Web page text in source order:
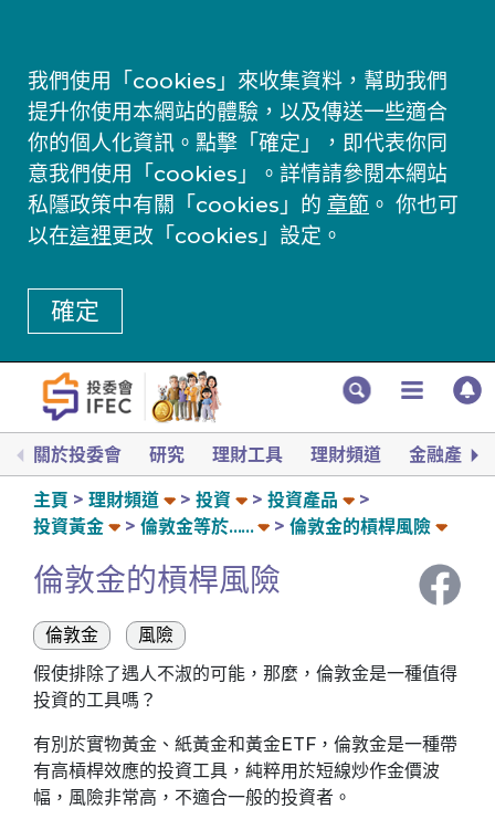
我們使用「cookies」來收集資料，幫助我們
提升你使用本網站的體驗，以及傳送一些適合
你的個人化資訊。點擊「確定」，即代表你同
意我們使用「cookies」。詳情請參閱本網站
私隱政策中有關「cookies」的 章節 。 你也可
以在這裡更改「cookies」設定。
確定
關於投委會 研究 理財工具 理財頻道 金融產品
主頁 理財頻道 投資
投資產品
投資黃金
倫敦金等於…… 倫敦金的槓桿風險
倫敦金的槓桿風險
倫敦金
風險
假使排除了遇人不淑的可能，那麼，倫敦金是一種值得
投資的工具嗎？
有別於實物黃金、紙黃金和黃金ETF，倫敦金是一種帶
有高槓桿效應的投資工具，純粹用於短線炒作金價波
幅，風險非常高，不適合一般的投資者。